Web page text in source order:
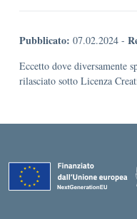
Pubblicato: 07.02.2024 -
Eccetto dove diversamente
rilasciato sotto Licenza